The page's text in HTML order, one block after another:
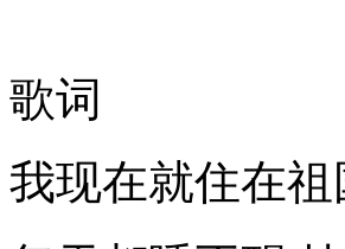
歌词
我现在就住在